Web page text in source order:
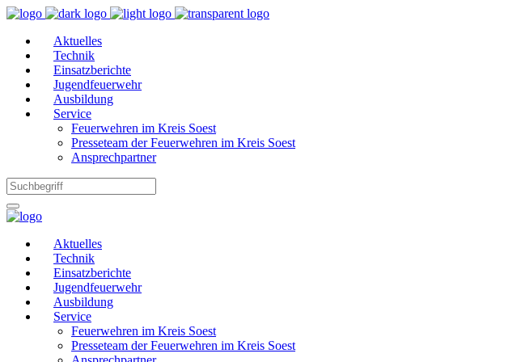
Aktuelles
Technik
Einsatzberichte
Jugendfeuerwehr
Ausbildung
Service
Feuerwehren im Kreis Soest
Presseteam der Feuerwehren im Kreis Soest
Ansprechpartner
Aktuelles
Technik
Einsatzberichte
Jugendfeuerwehr
Ausbildung
Service
Feuerwehren im Kreis Soest
Presseteam der Feuerwehren im Kreis Soest